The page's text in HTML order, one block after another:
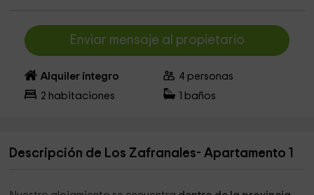
Enviar mensaje al propietario
Alquiler íntegro 4 personas
2 habitaciones baños
Descripción de Los Zafranales- Apartamento 1